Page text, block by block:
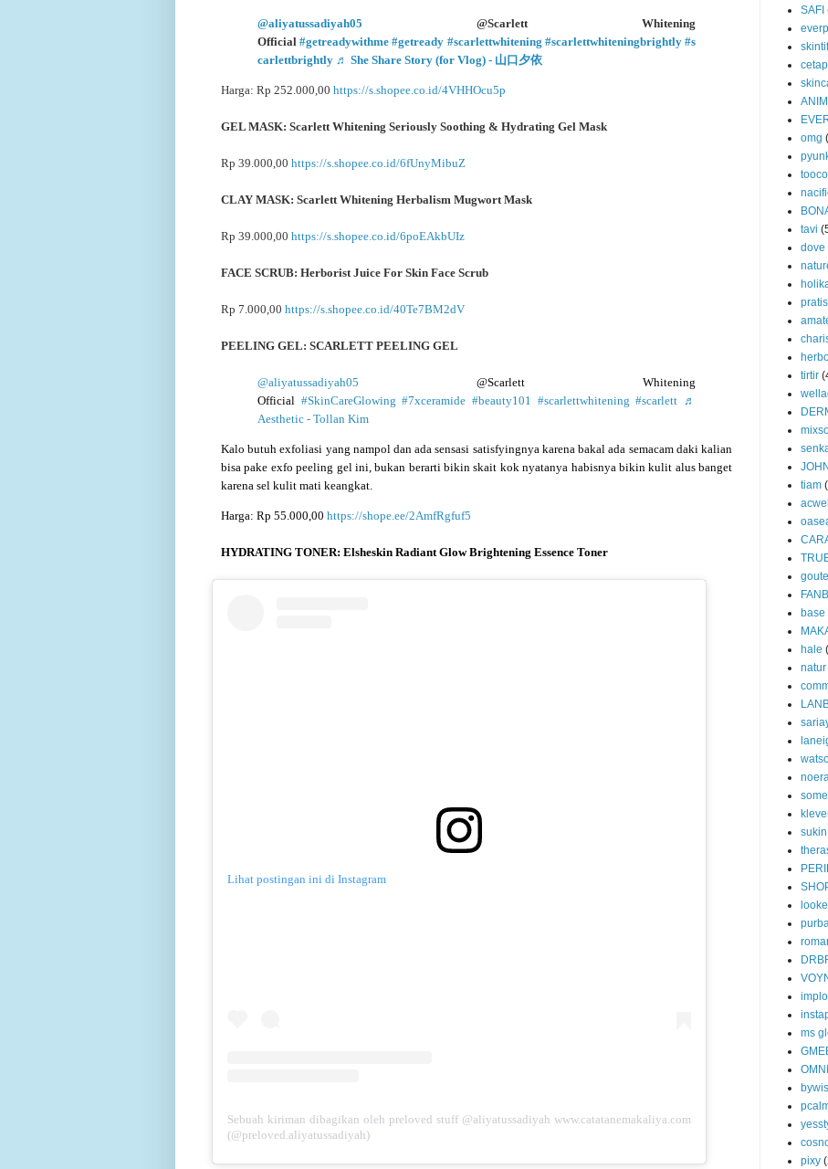
@aliyatussadiyah05 @Scarlett Whitening
Official#getreadywithme #getready #scarlettwhitening #scarlettwhiteningbrightly #s
carlettbrightly ♬ She Share Story (for Vlog) - 山口夕依
Harga: Rp 252.000,00 https://s.shopee.co.id/4VHHOcu5p
GEL MASK: Scarlett Whitening Seriously Soothing & Hydrating Gel Mask
Rp 39.000,00 https://s.shopee.co.id/6fUnyMibuZ
CLAY MASK: Scarlett Whitening Herbalism Mugwort Mask
Rp 39.000,00 https://s.shopee.co.id/6poEAkbUIz
FACE SCRUB: Herborist Juice For Skin Face Scrub
Rp 7.000,00 https://s.shopee.co.id/40Te7BM2dV
PEELING GEL: SCARLETT PEELING GEL
@aliyatussadiyah05 @Scarlett Whitening
Official #SkinCareGlowing #7xceramide #beauty101 #scarlettwhitening #scarlett ♬
Aesthetic - Tollan Kim
Kalo butuh exfoliasi yang nampol dan ada sensasi satisfyingnya karena bakal ada semacam daki kalian
bisa pake exfo peeling gel ini, bukan berarti bikin skait kok nyatanya habisnya bikin kulit alus banget
karena sel kulit mati keangkat.
Harga: Rp 55.000,00 https://shope.ee/2AmfRgfuf5
HYDRATING TONER: Elsheskin Radiant Glow Brightening Essence Toner
Lihat postingan ini di Instagram
Sebuah kiriman dibagikan oleh preloved stuff @aliyatussadiyah www.catatanemakaliya.com
(@preloved.aliyatussadiyah)
SAFI
omg
tavi
dove
tirtir
tiam
acwell
goute
base
hale
natur
sukin
looke
ms
pixy